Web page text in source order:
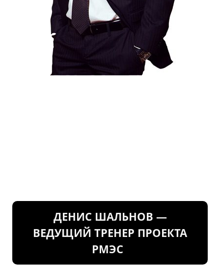
ДЕНИС ШАЛЬНОВ —
ВЕДУЩИЙ ТРЕНЕР ПРОЕКТА
РМЭС